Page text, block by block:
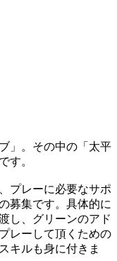
」。その中の「太平
す。
プレーに必要なサポ
募集です。具体的に
し、グリーンのアド
レーして頂くための
キルも身に付きま